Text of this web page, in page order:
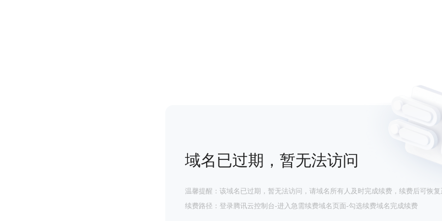
域名已过期，暂无法访问
温馨提醒：该域名已过期，暂无法访问，请域名所有人及时完成续费，续费后可恢复
续费路径：登录腾讯云控制台-进入急需续费域名页面-勾选续费域名完成续费